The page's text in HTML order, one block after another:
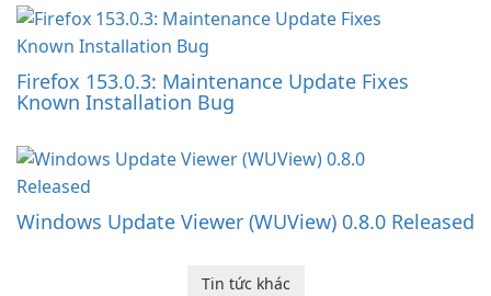
Firefox 153.0.3: Maintenance Update Fixes
Known Installation Bug
Windows Update Viewer (WUView) 0.8.0 Released
Tin tức khác